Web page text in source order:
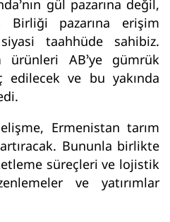
gül pazarına değil,
Birliği pazarına erişim
taahhüde sahibiz.
ürünleri AB’ye gümrük
edilecek ve bu yakında
Ermenistan tarım
artıracak. Bununla birlikte
süreçleri ve lojistik
ve yatırımlar